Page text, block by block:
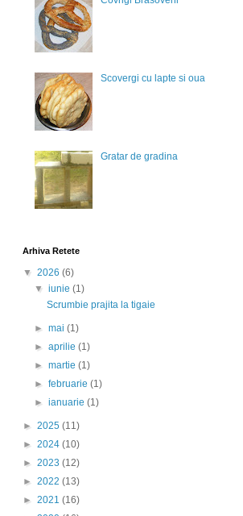
Scovergi cu lapte si oua
Gratar de gradina
Arhiva Retete
▼ 2026 (6)
▼iunie(1)
Scrumbie prajita la tigaie
►mai(1)
►aprilie(1)
►martie(1)
►februarie(1)
►ianuarie(1)
► 2025 (11)
► 2024 (10)
► 2023 (12)
► 2022 (13)
► 2021 (16)